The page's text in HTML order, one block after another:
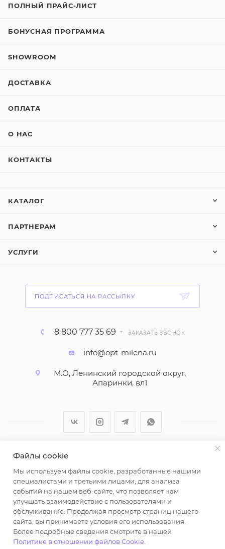
ПОЛНЫЙ ПРАЙС-ЛИСТ
БОНУСНАЯ ПРОГРАММА
SHOWROOM
ДОСТАВКА
ОПЛАТА
О НАС
КОНТАКТЫ
КАТАЛОГ
ПАРТНЕРАМ
УСЛУГИ
ПОДПИСАТЬСЯ НА РАССЫЛКУ
8 800 777 35 69 ЗАКАЗАТЬ ЗВОНОК
info@opt-milena.ru
М.О, Ленинский городской округ,
Апаринки, вл1
2026 © ООО "Вайт Текстиль групп"
Любая информация на сайте носит справочный
характер и не является публичной офертой
определяемой положениями пункта 2 статьи 437
Гражданского кодекса Российской Федерации.
Использование любых материалов, опубликованных
на https://opt-milena.ru, допустимо только при
наличии письменного разрешения редакции и
Файлы cookie
Мы используем файлы cookie, разработанные нашими
специалистами и третьими лицами, для анализа
событий на нашем веб-сайте, что позволяет нам
улучшать взаимодействие с пользователями и
обслуживание. Продолжая просмотр страниц нашего
сайта, вы принимаете условия его использования.
Более подробные сведения смотрите в нашей
Политике в отношении файлов Cookie